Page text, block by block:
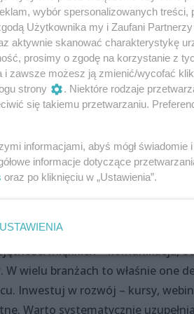
fachu. Liczy się także zestaw
znać podstawy Excela, umieć
dokumentami online.
miękkich – komunikacja,
wielu branżach to właśnie one
Inwestuj w rozwój – kursy,
Warto systematycznie
wybór spersonalizowanych treści,
Użytkownika my i Zaufani
aktywnie skanować charakterystykę
prosimy o zgodę na korzystanie z
i zawsze możesz ją zmienić/wycofać
strony
. Niektóre rodzaje
się takiemu przetwarzaniu.
informacjami, abyś mógł
informacje dotyczące
oraz po kliknięciu w „Ustawienia”.
USTAWIENIA